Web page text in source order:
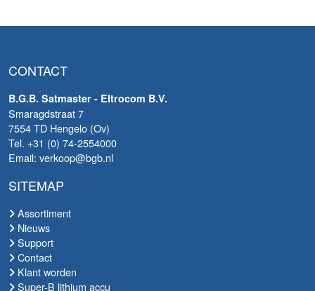
CONTACT
B.G.B. Satmaster - Eltrocom B.V.
Smaragdstraat 7
7554 TD Hengelo (Ov)
Tel. +31 (0) 74-2554000
Email: verkoop@bgb.nl
SITEMAP
Assortiment
Nieuws
Support
Contact
Klant worden
Super-B lithium accu